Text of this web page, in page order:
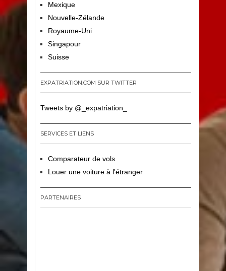
Mexique
Nouvelle-Zélande
Royaume-Uni
Singapour
Suisse
EXPATRIATION.COM SUR TWITTER
Tweets by @_expatriation_
SERVICES ET LIENS
Comparateur de vols
Louer une voiture à l'étranger
PARTENAIRES